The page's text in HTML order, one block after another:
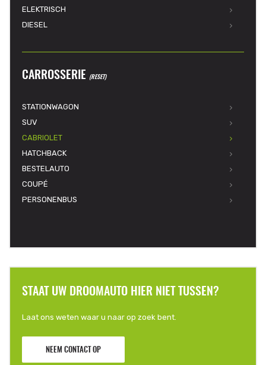
ELEKTRISCH
DIESEL
CARROSSERIE (RESET)
STATIONWAGON
SUV
CABRIOLET
HATCHBACK
BESTELAUTO
COUPÉ
PERSONENBUS
STAAT UW DROOMAUTO HIER NIET TUSSEN?
Laat ons weten waar u naar op zoek bent.
NEEM CONTACT OP